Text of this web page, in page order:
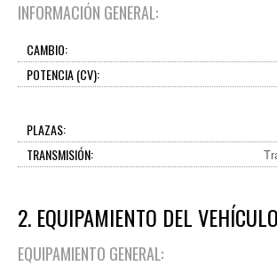
INFORMACIÓN GENERAL:
CAMBIO:
POTENCIA (CV):
PLAZAS:
TRANSMISIÓN:
2. EQUIPAMIENTO DEL VEHÍCULO
EQUIPAMIENTO GENERAL: